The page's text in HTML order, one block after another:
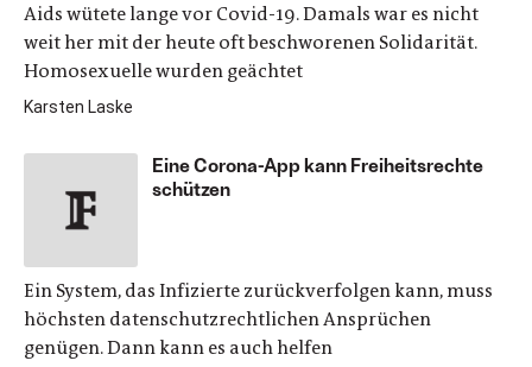
Aids wütete lange vor Covid-19. Damals war es nicht
weit her mit der heute oft beschworenen Solidarität.
Homosexuelle wurden geächtet
Karsten Laske
Eine Corona-App kann Freiheitsrechte
schützen
Ein System, das Infizierte zurückverfolgen kann, muss
höchsten datenschutzrechtlichen Ansprüchen
genügen. Dann kann es auch helfen